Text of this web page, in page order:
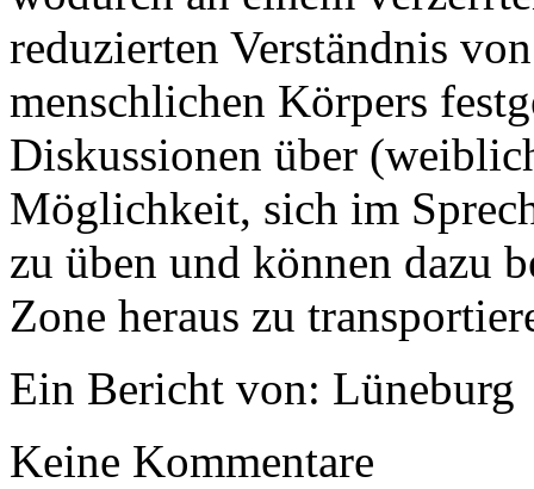
reduzierten Verständnis
menschlichen Körpers
Diskussionen über
Möglichkeit, sich im
zu üben und können dazu
Zone heraus zu
Ein Bericht von: Lüneburg
Keine Kommentare